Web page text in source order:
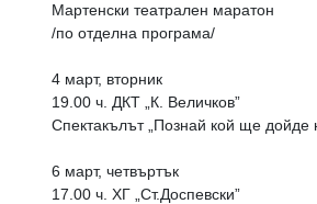
Мартенски театрален маратон
/по отделна програма/
4 март, вторник
19.00 ч. ДКТ „К. Величков”
Спектакълът „Познай кой ще дойде
6 март, четвъртък
17.00 ч. ХГ „Ст.Доспевски”